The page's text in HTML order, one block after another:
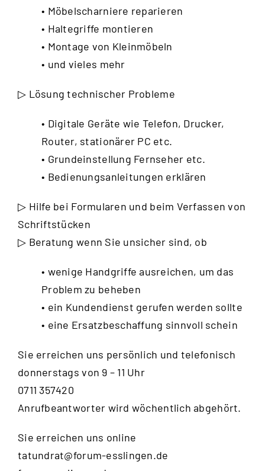
• Möbelscharniere reparieren
• Haltegriffe montieren
• Montage von Kleinmöbeln
• und vieles mehr
▷ Lösung technischer Probleme
• Digitale Geräte wie Telefon, Drucker,
Router, stationärer PC etc.
• Grundeinstellung Fernseher etc.
• Bedienungsanleitungen erklären
▷ Hilfe bei Formularen und beim Verfassen von
Schriftstücken
▷ Beratung wenn Sie unsicher sind, ob
• wenige Handgriffe ausreichen, um das
Problem zu beheben
• ein Kundendienst gerufen werden sollte
• eine Ersatzbeschaffung sinnvoll schein
Sie erreichen uns persönlich und telefonisch
donnerstags von 9 – 11 Uhr
0711 357420
Anrufbeantworter wird wöchentlich abgehört.
Sie erreichen uns online
tatundrat@forum-esslingen.de